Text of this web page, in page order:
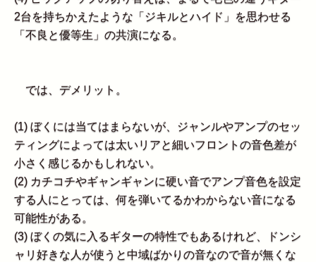
2台を持ちかえたような「ジキルとハイド」を思わせる
「不良と優等生」の共演になる。
では、デメリット。
(1) ぼくには当てはまらないが、ジャンルやアンプのセッ
ティングによっては太いリアと細いフロントの音色差が
小さく感じるかもしれない。
(2) カチコチやギャンギャンに硬い音でアンプ音色を設定
する人にとっては、何を弾いてるかわからない音になる
可能性がある。
(3) ぼくの気に入るギターの特性でもあるけれど、ドンシ
ャリ好きな人が使うと中域ばかりの音なので音が無くな